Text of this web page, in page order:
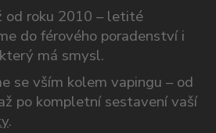
od roku 2010 – letité
do férového poradenství i
má smysl.
se vším kolem vapingu – od
po kompletní sestavení vaší
.